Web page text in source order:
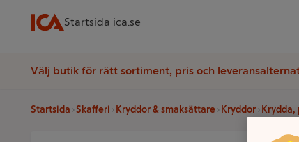
Startsida ica.se
Välj butik för rätt sortiment, pris och
Startsida Skafferi Kryddor & smaksättare Kryddor Krydda,